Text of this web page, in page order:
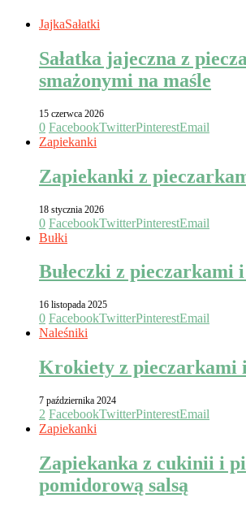
JajkaSałatki
Sałatka jajeczna z
smażonymi na maśle
15 czerwca 2026
0 FacebookTwitterPinterestEmail
Zapiekanki
Zapiekanki z
18 stycznia 2026
0 FacebookTwitterPinterestEmail
Bułki
Bułeczki z pieczarkami
16 listopada 2025
0 FacebookTwitterPinterestEmail
Naleśniki
Krokiety z pieczarkami
7 października 2024
2 FacebookTwitterPinterestEmail
Zapiekanki
Zapiekanka z cukinii i
pomidorową salsą